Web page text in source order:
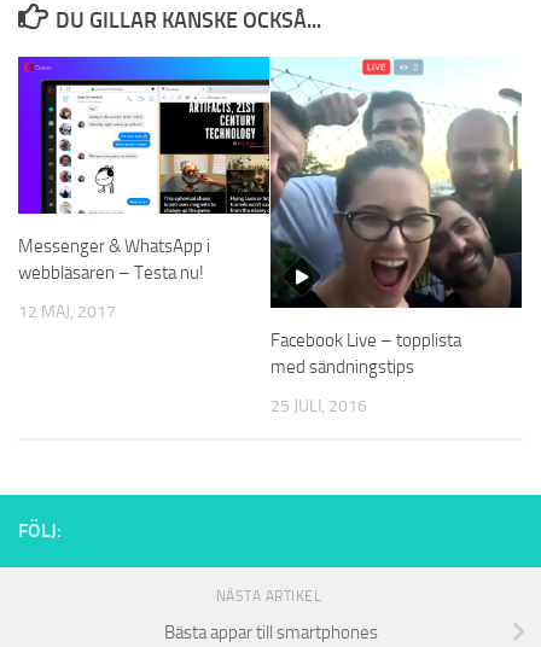
DU GILLAR KANSKE OCKSÅ...
Messenger & WhatsApp i
webbläsaren – Testa nu!
12 MAJ, 2017
Facebook Live – topplista
med sändningstips
25 JULI, 2016
FÖLJ:
NÄSTA ARTIKEL
Bästa appar till smartphones